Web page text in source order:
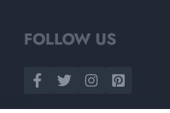
FOLLOW US